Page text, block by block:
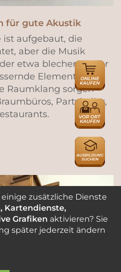
für gute Akustik
ist aufgebaut, die
aber die Musik
etwa blechern? Hier
Elemente aus
Raumklang sorgen –
Partykeller,
ONLINE
zusätzliche Dienste
Kartendienste,
Grafiken aktivieren? Sie
später jederzeit ändern